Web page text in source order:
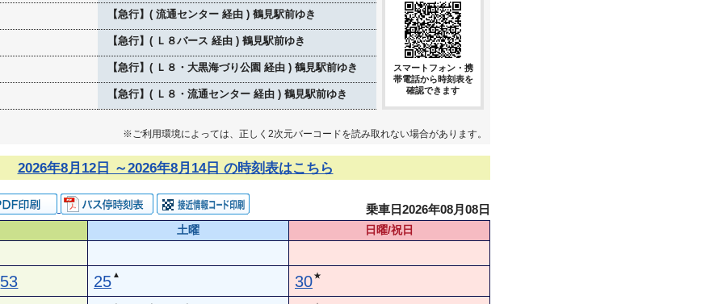
【急行】( 流通センター 経由 ) 鶴見駅前ゆき
【急行】( Ｌ８バース 経由 ) 鶴見駅前ゆき
【急行】( Ｌ８・大黒海づり公園 経由 ) 鶴見駅前ゆき
【急行】( Ｌ８・流通センター 経由 ) 鶴見駅前ゆき
スマートフォン・携
帯電話から時刻表を
確認できます
※ご利用環境によっては、正しく2次元バーコードを読み取れない場合があります。
2026年8月12日 ～2026年8月14日 の時刻表はこちら
乗車日2026年08月08日
土曜
日曜/祝日
53 25 ▲ 30★